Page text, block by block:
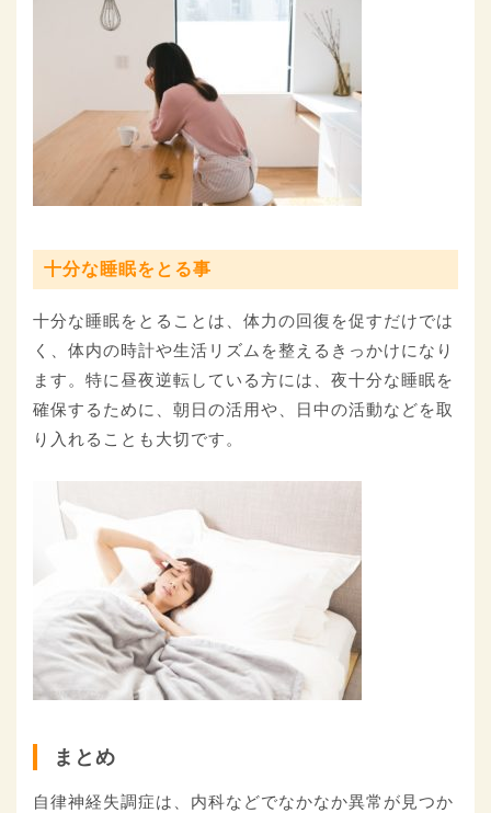
十分な睡眠をとる事
十分な睡眠をとることは、体力の回復を促すだけでは
く、体内の時計や生活リズムを整えるきっかけになり
ます。特に昼夜逆転している方には、夜十分な睡眠を
確保するために、朝日の活用や、日中の活動などを取
り入れることも大切です。
まとめ
自律神経失調症は、内科などでなかなか異常が見つか